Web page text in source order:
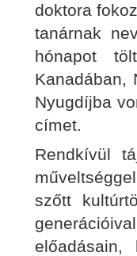
doktora
tanárnak
hónapot
Kanadában,
Nyugdíjba
címet.
Rendkívül
szőtt